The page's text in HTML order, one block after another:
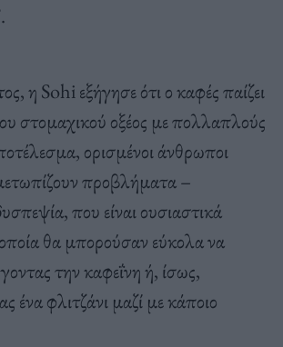
η Sohi εξήγησε ότι ο καφές παίζει
στομαχικού οξέος με πολλαπλούς
ορισμένοι άνθρωποι
προβλήματα –
που είναι ουσιαστικά
θα μπορούσαν εύκολα να
την καφεΐνη ή, ίσως,
ένα φλιτζάνι μαζί με κάποιο